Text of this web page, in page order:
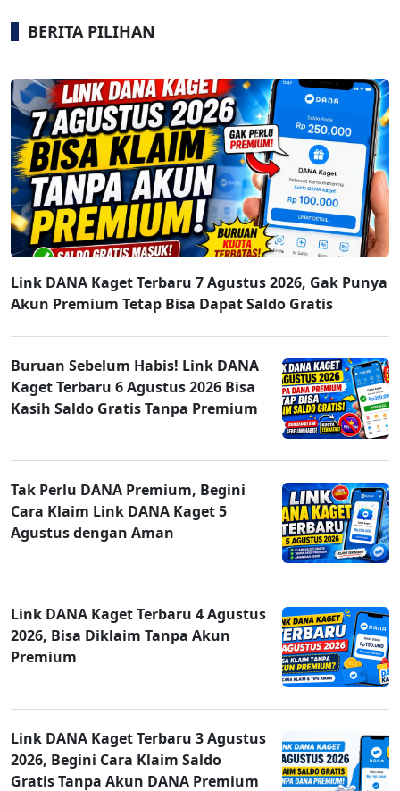
BERITA PILIHAN
Link DANA Kaget Terbaru 7 Agustus 2026, Gak Punya
Akun Premium Tetap Bisa Dapat Saldo Gratis
Buruan Sebelum Habis! Link DANA
Kaget Terbaru 6 Agustus 2026 Bisa
Kasih Saldo Gratis Tanpa Premium
Tak Perlu DANA Premium, Begini
Cara Klaim Link DANA Kaget 5
Agustus dengan Aman
Link DANA Kaget Terbaru 4 Agustus
2026, Bisa Diklaim Tanpa Akun
Premium
Link DANA Kaget Terbaru 3 Agustus
2026, Begini Cara Klaim Saldo
Gratis Tanpa Akun DANA Premium